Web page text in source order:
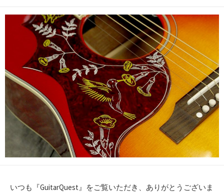
日
いつも『GuitarQuest』をご覧いただき、ありがとうございま